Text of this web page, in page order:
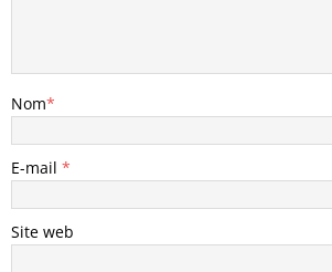
Nom*
E-mail *
Site web